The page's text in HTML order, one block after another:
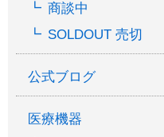
商談中
SOLDOUT 売切
公式ブログ
医療機器